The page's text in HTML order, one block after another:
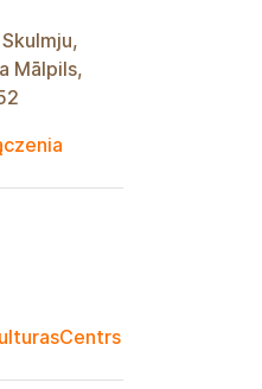
Mālpils,